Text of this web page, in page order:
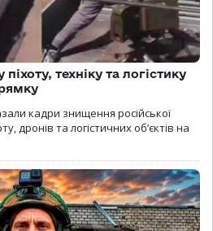
техніку та логістику
кадри знищення російської
дронів та логістичних об’єктів на